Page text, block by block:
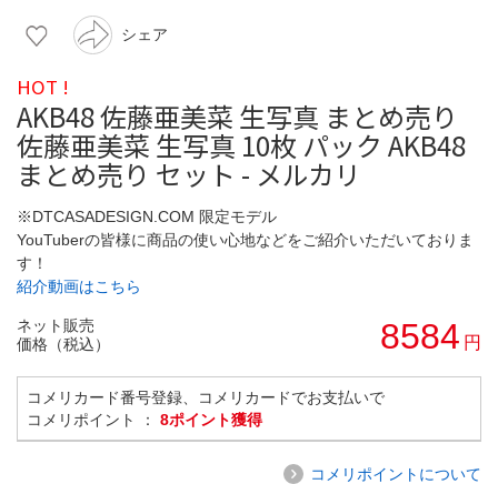
シェア
HOT !
AKB48 佐藤亜美菜 生写真 まとめ売り
佐藤亜美菜 生写真 10枚 パック AKB48
まとめ売り セット - メルカリ
※DTCASADESIGN.COM 限定モデル
YouTuberの皆様に商品の使い心地などをご紹介いただいておりま
す！
紹介動画はこちら
ネット販売
価格（税込）
8584 円
コメリカード番号登録、コメリカードでお支払いで
コメリポイント ： 8ポイント獲得
コメリポイントについて